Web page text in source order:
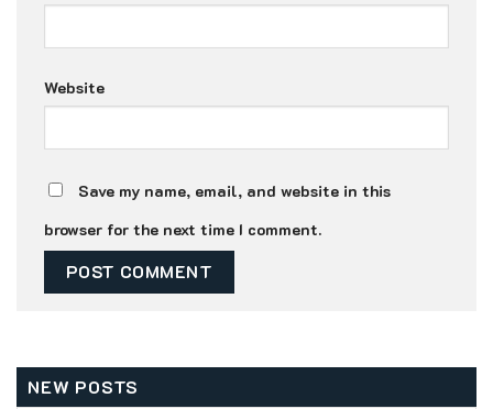
Website
Save my name, email, and website in this
browser for the next time I comment.
NEW POSTS